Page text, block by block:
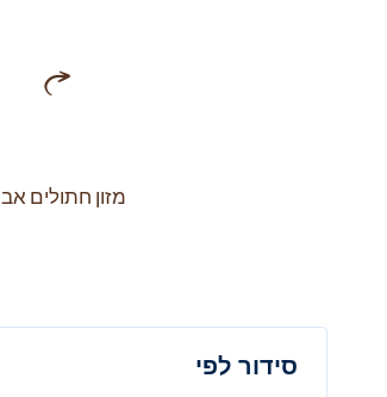
מזון חתולים אב
סידור לפי